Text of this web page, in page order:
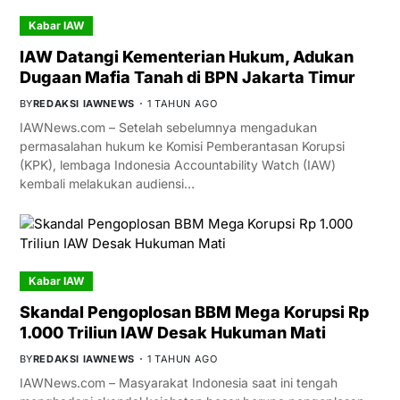
Kabar IAW
IAW Datangi Kementerian Hukum, Adukan
Dugaan Mafia Tanah di BPN Jakarta Timur
BYREDAKSI IAWNEWS 1 TAHUN AGO
IAWNews.com – Setelah sebelumnya mengadukan
permasalahan hukum ke Komisi Pemberantasan Korupsi
(KPK), lembaga Indonesia Accountability Watch (IAW)
kembali melakukan audiensi…
Kabar IAW
Skandal Pengoplosan BBM Mega Korupsi Rp
1.000 Triliun IAW Desak Hukuman Mati
BYREDAKSI IAWNEWS 1 TAHUN AGO
IAWNews.com – Masyarakat Indonesia saat ini tengah